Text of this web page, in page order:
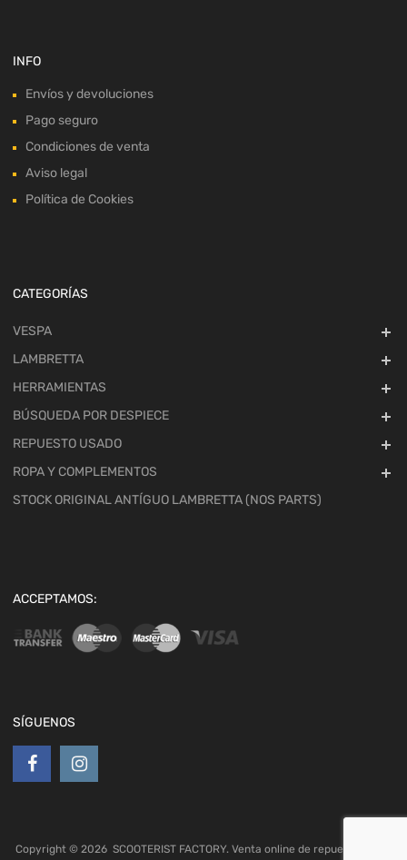
INFO
Envíos y devoluciones
Pago seguro
Condiciones de venta
Aviso legal
Política de Cookies
CATEGORÍAS
VESPA
LAMBRETTA
HERRAMIENTAS
BÚSQUEDA POR DESPIECE
REPUESTO USADO
ROPA Y COMPLEMENTOS
STOCK ORIGINAL ANTÍGUO LAMBRETTA (NOS PARTS)
ACCEPTAMOS:
SÍGUENOS
Copyright © 2026 SCOOTERIST FACTORY. Venta online de repuestos para